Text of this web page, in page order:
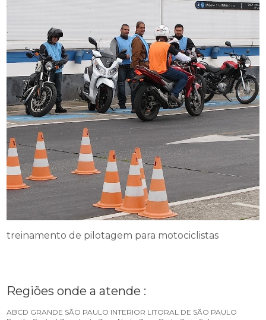
treinamento de pilotagem para motociclistas
Regiões onde a atende :
ABCD GRANDE SÃO PAULO INTERIOR LITORAL DE SÃO PAULO